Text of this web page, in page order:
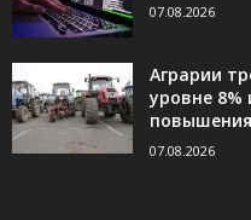
07.08.2026
Аграрии
уровне
07.08.2026